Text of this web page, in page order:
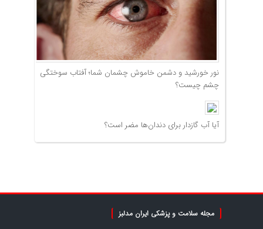
نور خورشید و دشمن خاموش چشمان شما؛ آفتاب سوختگی
چشم چیست؟
آیا آب گازدار برای دندان‌ها مضر است؟
مجله سلامت و پزشکی ایران مدلبز